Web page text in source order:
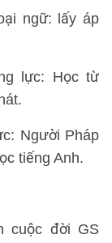
ngữ: lấy áp
lực: Học từ
Người Pháp
tiếng Anh.
cuộc đời GS